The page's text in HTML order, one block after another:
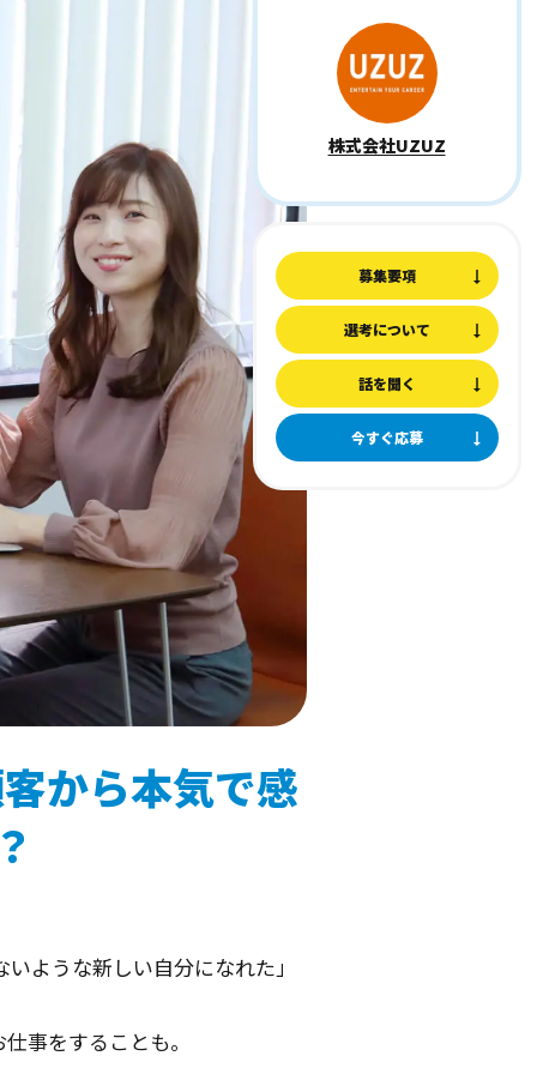
株式会社UZUZ
募集要項
選考について
話を聞く
今すぐ応募
から本気で感
ような新しい自分になれた」
事をすることも。